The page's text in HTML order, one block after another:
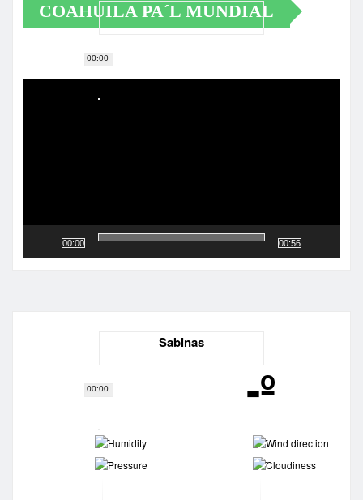
00:00
COAHUILA PA´L MUNDIAL
Reproductor
00:00
00:00
00:56
Sabinas
-º
-
-
-
-
-
-
-
-